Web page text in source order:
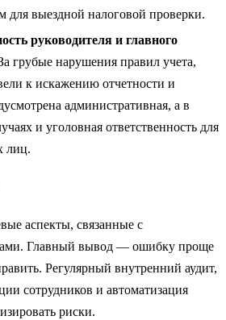
для выездной налоговой проверки.
руководителя и главного
грубые нарушения правил учета,
к искажению отчетности и
административная, а в
и уголовная ответственность для
лиц.
аспекты, связанные с
Главный вывод — ошибку проще
Регулярный внутренний аудит,
сотрудников и автоматизация
риски.